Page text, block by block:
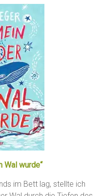
Wal wurde“
im Bett lag, stellte ich